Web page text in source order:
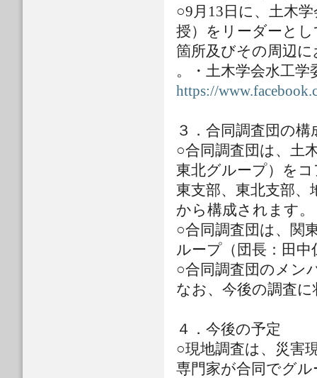
○9月13日に、土木
授）をリーダーと
箇所及びその周辺
。・土木学会水工学
https://
３．合同調査団の構
○合同調査団は、土
東北グループ）を
東支部、東北支部
から構成されます。
○合同調査団は、関
ループ（団長：田
○合同調査団のメン
なお、今後の調査
４．今後の予定
○現地調査は、災害
専門家が合同でグ